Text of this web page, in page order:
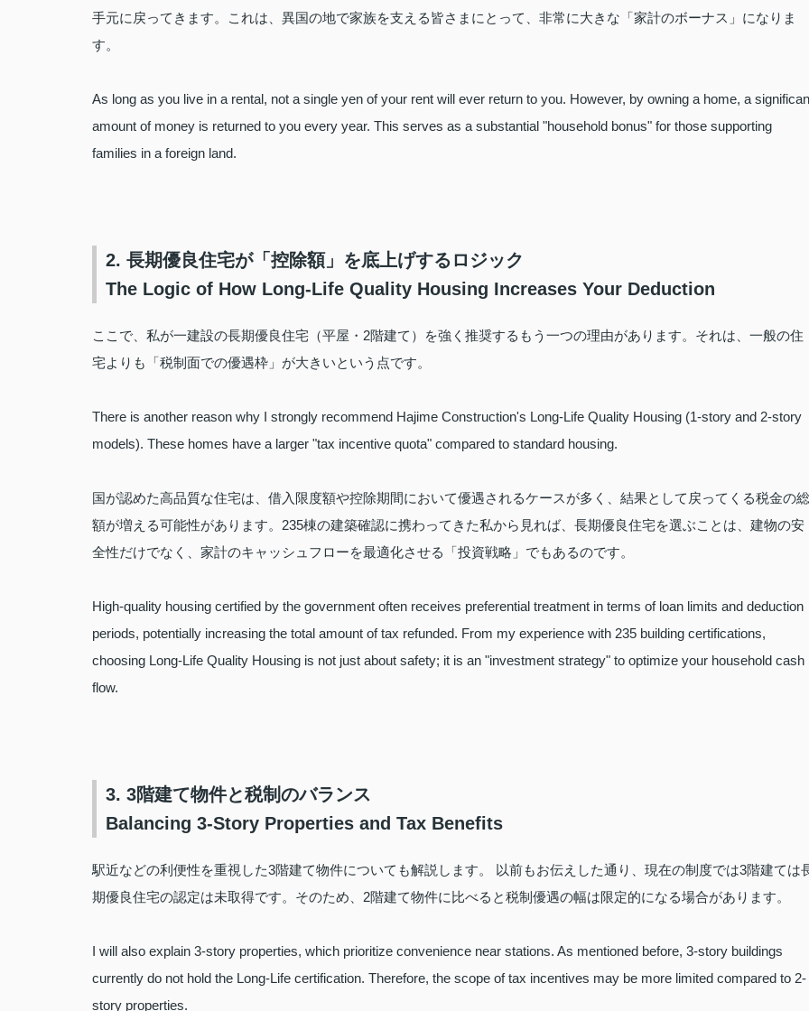
手元に戻ってきます。これは、異国の地で家族を支える皆さまにとって、非常に大きな「家計のボーナス」になりま
す。
As long as you live in a rental, not a single yen of your rent will ever return to you. However, by owning a home, a
amount of money is returned to you every year. This serves as a substantial "household bonus" for those supporting
families in a foreign land.
2. 長期優良住宅が「控除額」を底上げするロジック
The Logic of How Long-Life Quality Housing Increases Your Deduction
ここで、私が一建設の長期優良住宅（平屋・2階建て）を強く推奨するもう一つの理由があります。それは、一般の住
宅よりも「税制面での優遇枠」が大きいという点です。
There is another reason why I strongly recommend Hajime Construction's Long-Life Quality Housing (1-story and 2-story
models). These homes have a larger "tax incentive quota" compared to standard housing.
国が認めた高品質な住宅は、借入限度額や控除期間において優遇されるケースが多く、結果として戻ってくる税金の総
額が増える可能性があります。235棟の建築確認に携わってきた私から見れば、長期優良住宅を選ぶことは、建物の安
全性だけでなく、家計のキャッシュフローを最適化させる「投資戦略」でもあるのです。
High-quality housing certified by the government often receives preferential treatment in terms of loan limits and deduction
periods, potentially increasing the total amount of tax refunded. From my experience with 235 building certifications,
choosing Long-Life Quality Housing is not just about safety; it is an "investment strategy" to optimize your household cash
flow.
3. 3階建て物件と税制のバランス
Balancing 3-Story Properties and Tax Benefits
駅近などの利便性を重視した3階建て物件についても解説します。 以前もお伝えした通り、現在の制度では3階建ては
期優良住宅の認定は未取得です。そのため、2階建て物件に比べると税制優遇の幅は限定的になる場合があります。
I will also explain 3-story properties, which prioritize convenience near stations. As mentioned before, 3-story buildings
currently do not hold the Long-Life certification. Therefore, the scope of tax incentives may be more limited compared to 2-
story properties.